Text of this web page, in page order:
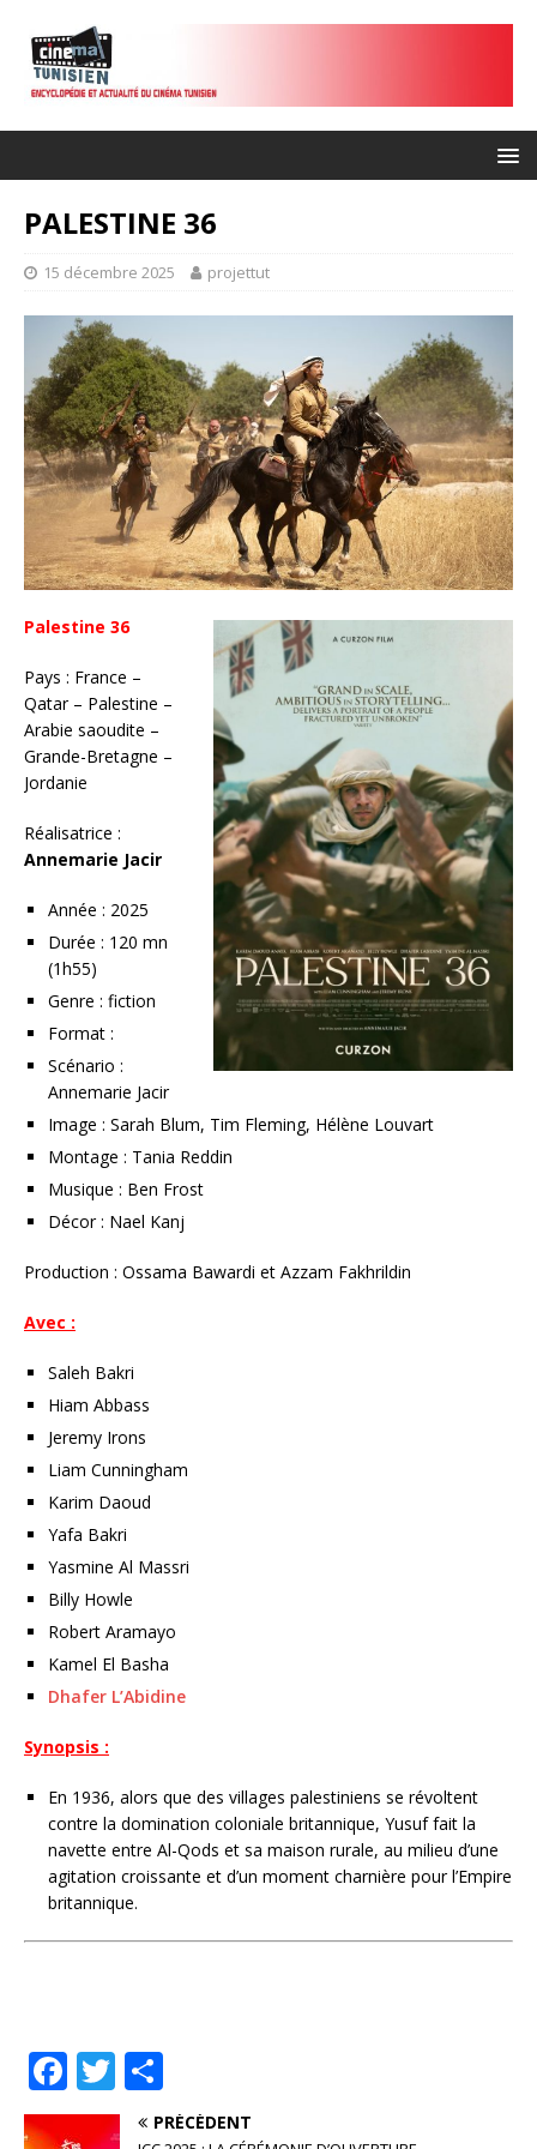
PALESTINE 36
15 décembre 2025 projettut
Palestine 36
Pays : France –
Qatar – Palestine –
Arabie saoudite –
Grande-Bretagne –
Jordanie
Réalisatrice :
Annemarie Jacir
Année : 2025
Durée : 120 mn
(1h55)
Genre : fiction
Format :
Scénario :
Annemarie Jacir
Image : Sarah Blum, Tim Fleming, Hélène Louvart
Montage : Tania Reddin
Musique : Ben Frost
Décor : Nael Kanj
Production : Ossama Bawardi et Azzam Fakhrildin
Avec :
Saleh Bakri
Hiam Abbass
Jeremy Irons
Liam Cunningham
Karim Daoud
Yafa Bakri
Yasmine Al Massri
Billy Howle
Robert Aramayo
Kamel El Basha
Dhafer L’Abidine
Synopsis :
En 1936, alors que des villages palestiniens se révoltent
contre la domination coloniale britannique, Yusuf fait la
navette entre Al-Qods et sa maison rurale, au milieu d’une
agitation croissante et d’un moment charnière pour l’Empire
britannique.
F
a
T
w ar
PRÉCÉDENT